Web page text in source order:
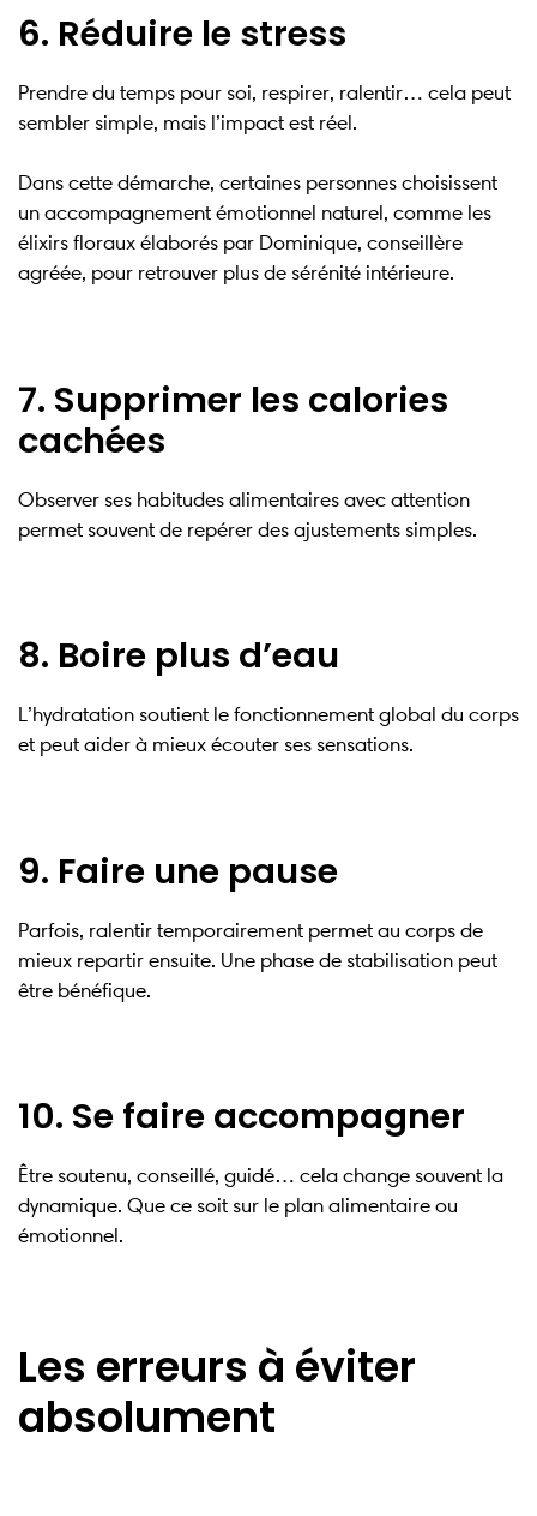
6. Réduire le stress
Prendre du temps pour soi, respirer, ralentir… cela peut
sembler simple, mais l’impact est réel.
Dans cette démarche, certaines personnes choisissent
un accompagnement émotionnel naturel, comme les
élixirs floraux élaborés par Dominique, conseillère
agréée, pour retrouver plus de sérénité intérieure.
7. Supprimer les calories
cachées
Observer ses habitudes alimentaires avec attention
permet souvent de repérer des ajustements simples.
8. Boire plus d’eau
L’hydratation soutient le fonctionnement global du corps
et peut aider à mieux écouter ses sensations.
9. Faire une pause
Parfois, ralentir temporairement permet au corps de
mieux repartir ensuite. Une phase de stabilisation peut
être bénéfique.
10. Se faire accompagner
Être soutenu, conseillé, guidé… cela change souvent la
dynamique. Que ce soit sur le plan alimentaire ou
émotionnel.
Les erreurs à éviter
absolument